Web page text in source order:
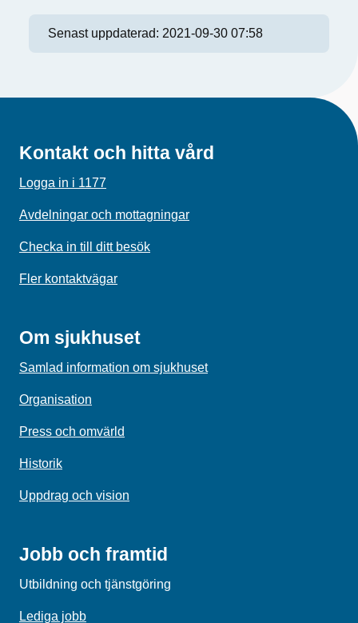
Senast uppdaterad: 2021-09-30 07:58
Kontakt och hitta vård
Logga in i 1177
Avdelningar och mottagningar
Checka in till ditt besök
Fler kontaktvägar
Om sjukhuset
Samlad information om sjukhuset
Organisation
Press och omvärld
Historik
Uppdrag och vision
Jobb och framtid
Utbildning och tjänstgöring
Lediga jobb